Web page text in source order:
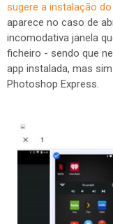
sugere a instalação
aparece no caso de
incomodativa janela
ficheiro - sendo que
app instalada, mas
Photoshop Express.